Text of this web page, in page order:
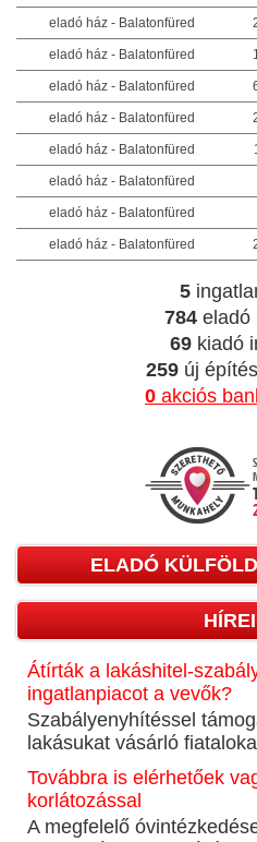
eladó ház - Balatonfüred
eladó ház - Balatonfüred
eladó ház - Balatonfüred
eladó ház - Balatonfüred
eladó ház - Balatonfüred
eladó ház - Balatonfüred
eladó ház - Balatonfüred
eladó ház - Balatonfüred
5
784eladó
69 kiadó
259új
0 akciós
ELADÓ
Átírták a lakáshitel-
ingatlanpiacot a vevők?
Szabályenyhítéssel
lakásukat vásárló
Továbbra is elérhetőek
korlátozással
A megfelelő